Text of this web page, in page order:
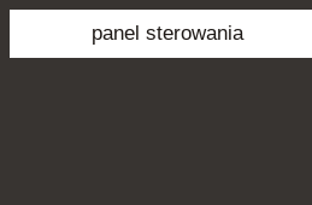
panel sterowania